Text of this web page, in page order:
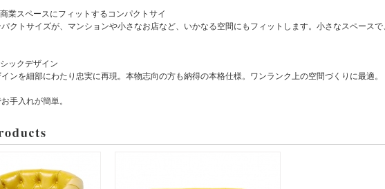
業スペースにフィットするコンパクトサイ
クトサイズが、マンションや小さなお店など、いかなる空間にもフィットします。小さなスペースで
ックデザイン
ンを細部にわたり忠実に再現。本物志向の方も納得の本格仕様。ワンランク上の空間づくりに最適。
手入れが簡単。